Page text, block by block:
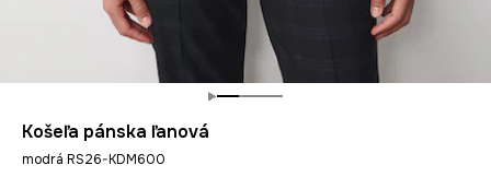
Košeľa pánska ľanová
modrá RS26-KDM600